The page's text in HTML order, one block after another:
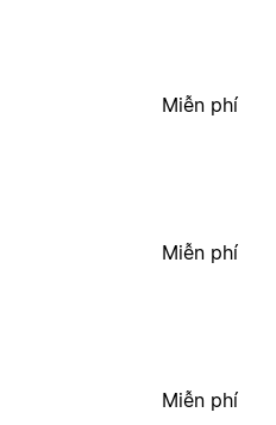
Miễn phí
Miễn phí
Miễn phí